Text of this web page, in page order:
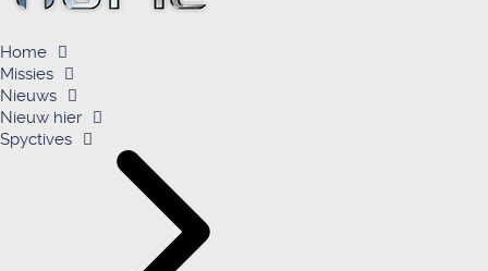
Home
Missies
Nieuws
Nieuw hier
Spyctives